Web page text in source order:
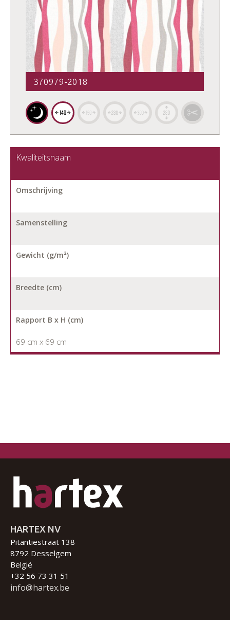
370979-2018
Kwaliteitsnaam
Omschrijving
Samenstelling
Gewicht (g/m²)
Breedte (cm)
Rapport B x H (cm)
69 cm x 69 cm
HARTEX NV
Pitantiestraat 138
8792 Desselgem
België
+32 56 73 31 51
info@hartex.be